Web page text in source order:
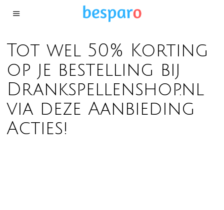
Tot wel 50% Korting
op je bestelling bij
Drankspellenshop.nl
via deze Aanbieding
Acties!